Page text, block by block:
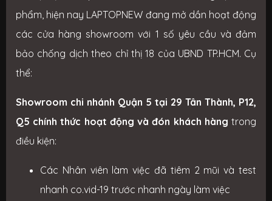
phẩm, hiện nay LAPTOPNEW đang mở dần hoạt động
các cửa hàng showroom với 1 số yêu cầu và đảm
bảo chống dịch theo chỉ thị 18 của UBND TP.HCM. Cụ
thể:
Showroom chi nhánh Quận 5 tại 29 Tân Thành, P12,
Q5 chính thức hoạt động và đón khách hàng trong
điều kiện:
Các Nhân viên làm việc đã tiêm 2 mũi và test
nhanh co.vid-19 trước nhanh ngày làm việc